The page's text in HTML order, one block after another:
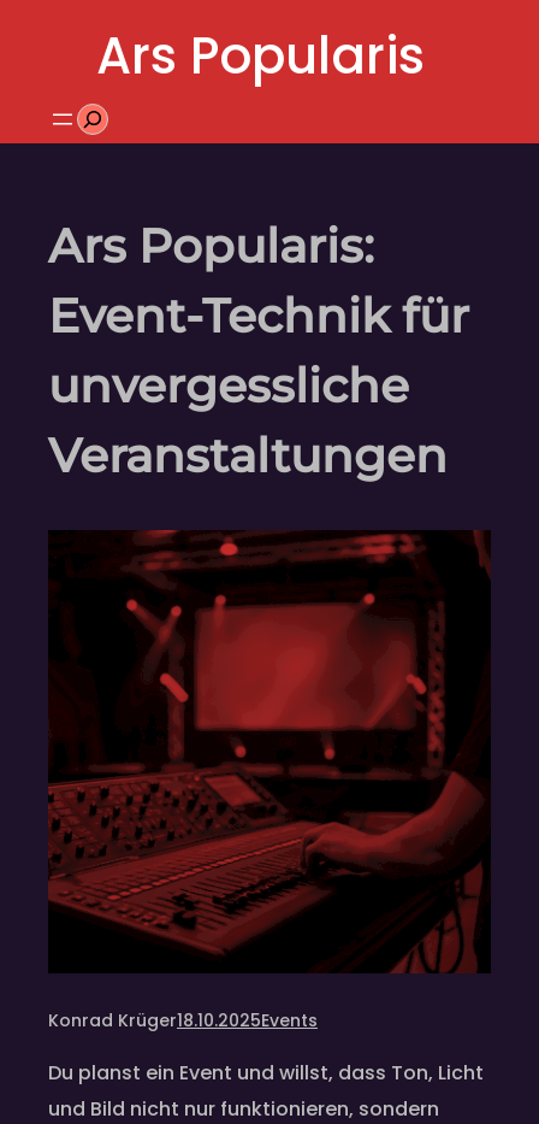
Ars Popularis
Suchen
Ars Popularis:
Event-Technik für
unvergessliche
Veranstaltungen
Konrad Krüger18.10.2025Events
Du planst ein Event und willst, dass Ton, Licht
und Bild nicht nur funktionieren, sondern